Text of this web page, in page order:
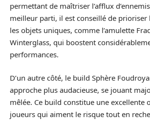
permettant de maîtriser l’afflux
meilleur parti, il est conseillé de prioriser
les objets uniques, comme l’amulette
Winterglass, qui boostent
performances.
D’un autre côté, le build Sphère
approche plus audacieuse, se jouant
mêlée. Ce build constitue une excellente
joueurs qui aiment le risque tout en